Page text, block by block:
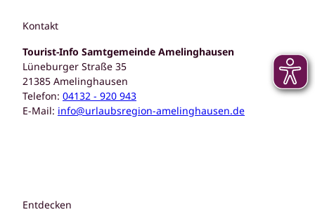
Kontakt
Tourist-Info Samtgemeinde Amelinghausen
Lüneburger Straße 35
21385 Amelinghausen
Telefon: 04132 - 920 943
E-Mail: info@urlaubsregion-amelinghausen.de
Entdecken